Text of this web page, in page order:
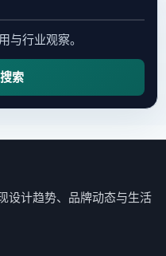
与行业观察。
索
设计趋势、品牌动态与生活